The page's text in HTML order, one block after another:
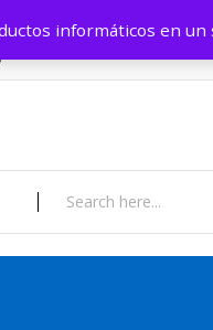
4749 0884informáticos en un